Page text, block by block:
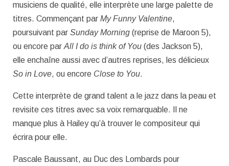
musiciens de qualité, elle interprète une large palette de
titres. Commençant par My Funny Valentine,
poursuivant par Sunday Morning (reprise de Maroon 5),
ou encore parAll I do is think of You (des Jackson 5),
elle enchaîne aussi avec d’autres reprises, les délicieux
So in Love, ou encore Close to You.
Cette interprète de grand talent a le jazz dans la peau et
revisite ces titres avec sa voix remarquable. Il ne
manque plus à Hailey qu’à trouver le compositeur qui
écrira pour elle.
Pascale Baussant, au Duc des Lombards pour